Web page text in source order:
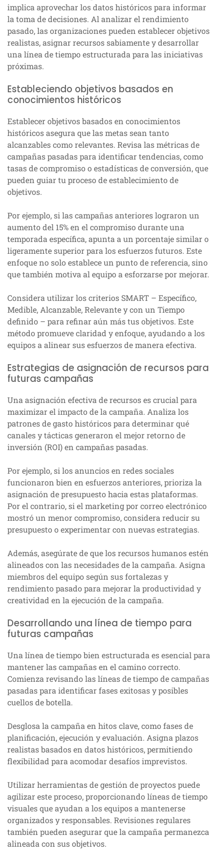
implica aprovechar los datos históricos para informar
la toma de decisiones. Al analizar el rendimiento
pasado, las organizaciones pueden establecer objetivos
realistas, asignar recursos sabiamente y desarrollar
una línea de tiempo estructurada para las iniciativas
próximas.
Estableciendo objetivos basados en
conocimientos históricos
Establecer objetivos basados en conocimientos
históricos asegura que las metas sean tanto
alcanzables como relevantes. Revisa las métricas de
campañas pasadas para identificar tendencias, como
tasas de compromiso o estadísticas de conversión, que
pueden guiar tu proceso de establecimiento de
objetivos.
Por ejemplo, si las campañas anteriores lograron un
aumento del 15% en el compromiso durante una
temporada específica, apunta a un porcentaje similar o
ligeramente superior para los esfuerzos futuros. Este
enfoque no solo establece un punto de referencia, sino
que también motiva al equipo a esforzarse por mejorar.
Considera utilizar los criterios SMART – Específico,
Medible, Alcanzable, Relevante y con un Tiempo
definido – para refinar aún más tus objetivos. Este
método promueve claridad y enfoque, ayudando a los
equipos a alinear sus esfuerzos de manera efectiva.
Estrategias de asignación de recursos para
futuras campañas
Una asignación efectiva de recursos es crucial para
maximizar el impacto de la campaña. Analiza los
patrones de gasto históricos para determinar qué
canales y tácticas generaron el mejor retorno de
inversión (ROI) en campañas pasadas.
Por ejemplo, si los anuncios en redes sociales
funcionaron bien en esfuerzos anteriores, prioriza la
asignación de presupuesto hacia estas plataformas.
Por el contrario, si el marketing por correo electrónico
mostró un menor compromiso, considera reducir su
presupuesto o experimentar con nuevas estrategias.
Además, asegúrate de que los recursos humanos estén
alineados con las necesidades de la campaña. Asigna
miembros del equipo según sus fortalezas y
rendimiento pasado para mejorar la productividad y
creatividad en la ejecución de la campaña.
Desarrollando una línea de tiempo para
futuras campañas
Una línea de tiempo bien estructurada es esencial para
mantener las campañas en el camino correcto.
Comienza revisando las líneas de tiempo de campañas
pasadas para identificar fases exitosas y posibles
cuellos de botella.
Desglosa la campaña en hitos clave, como fases de
planificación, ejecución y evaluación. Asigna plazos
realistas basados en datos históricos, permitiendo
flexibilidad para acomodar desafíos imprevistos.
Utilizar herramientas de gestión de proyectos puede
agilizar este proceso, proporcionando líneas de tiempo
visuales que ayudan a los equipos a mantenerse
organizados y responsables. Revisiones regulares
también pueden asegurar que la campaña permanezca
alineada con sus objetivos.